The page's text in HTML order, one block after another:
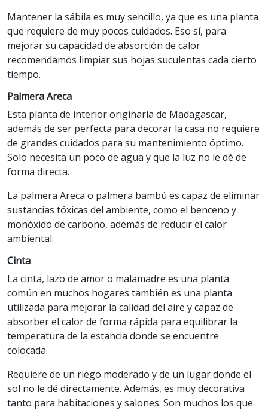
Mantener la sábila es muy sencillo, ya que es una planta
que requiere de muy pocos cuidados. Eso sí, para
mejorar su capacidad de absorción de calor
recomendamos limpiar sus hojas suculentas cada cierto
tiempo.
Palmera Areca
Esta planta de interior originaría de Madagascar,
además de ser perfecta para decorar la casa no requiere
de grandes cuidados para su mantenimiento óptimo.
Solo necesita un poco de agua y que la luz no le dé de
forma directa.
La palmera Areca o palmera bambú es capaz de eliminar
sustancias tóxicas del ambiente, como el benceno y
monóxido de carbono, además de reducir el calor
ambiental.
Cinta
La cinta, lazo de amor o malamadre es una planta
común en muchos hogares también es una planta
utilizada para mejorar la calidad del aire y capaz de
absorber el calor de forma rápida para equilibrar la
temperatura de la estancia donde se encuentre
colocada.
Requiere de un riego moderado y de un lugar donde el
sol no le dé directamente. Además, es muy decorativa
tanto para habitaciones y salones. Son muchos los que